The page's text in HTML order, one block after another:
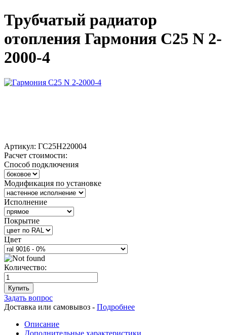
Трубчатый радиатор
отопления Гармония С25 N 2-
2000-4
Артикул: ГС25Н220004
Расчет стоимости:
Способ подключения
Модификация по установке
Исполнение
Покрытие
Цвет
Количество:
Купить
Задать вопрос
Доставка или самовывоз - Подробнее
Описание
Дополнительные характеристики